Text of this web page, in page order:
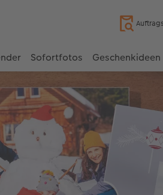
Sofortfotos Geschenkideen